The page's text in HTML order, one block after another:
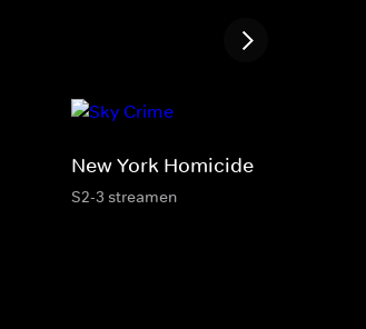
New York Homicide
S2-3 streamen